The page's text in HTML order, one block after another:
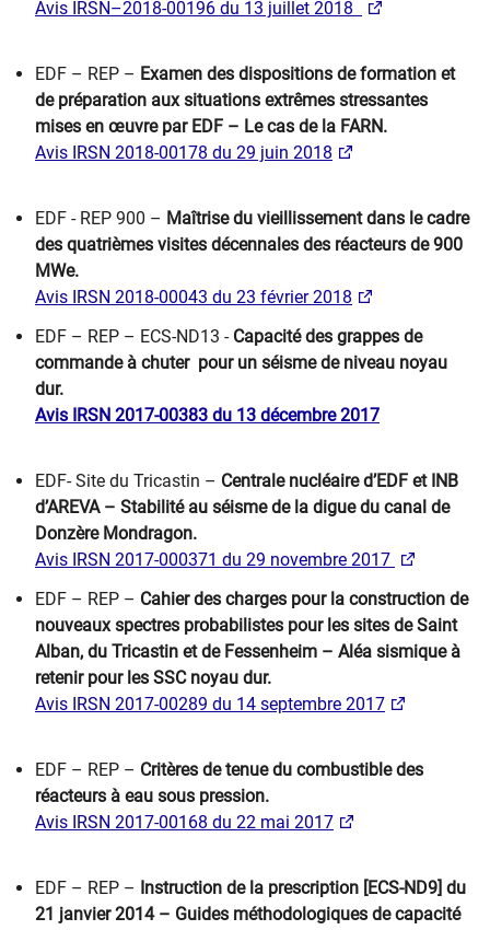
Avis IRSN–2018-00196 du 13 juillet 2018
EDF – REP – Examen des dispositions de formation et
de préparation aux situations extrêmes stressantes
mises en œuvre par EDF – Le cas de la FARN.
Avis IRSN 2018-00178 du 29 juin 2018
EDF - REP 900 – Maîtrise du vieillissement dans le cadre
des quatrièmes visites décennales des réacteurs de 900
MWe.
Avis IRSN 2018-00043 du 23 février 2018
EDF – REP – ECS-ND13 - Capacité des grappes de
commande à chuter pour un séisme de niveau noyau
dur.
Avis IRSN 2017-00383 du 13 décembre 2017
EDF- Site du Tricastin – Centrale nucléaire d’EDF et INB
d’AREVA – Stabilité au séisme de la digue du canal de
Donzère Mondragon.
Avis IRSN 2017-000371 du 29 novembre 2017
EDF – REP – Cahier des charges pour la construction de
nouveaux spectres probabilistes pour les sites de Saint
Alban, du Tricastin et de Fessenheim – Aléa sismique à
retenir pour les SSC noyau dur.
Avis IRSN 2017-00289 du 14 septembre 2017
EDF – REP – Critères de tenue du combustible des
réacteurs à eau sous pression.
Avis IRSN 2017-00168 du 22 mai 2017
EDF – REP – Instruction de la prescription [ECS-ND9] du
21 janvier 2014 – Guides méthodologiques de capacité